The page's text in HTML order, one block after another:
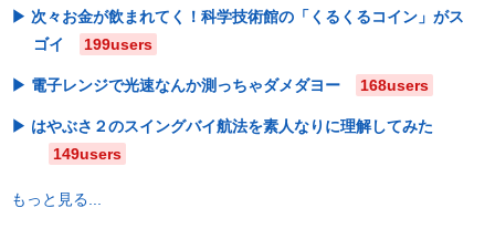
次々お金が飲まれてく！科学技術館の「くるくるコイン」がス
ゴイ
199users
電子レンジで光速なんか測っちゃダメダヨー 168users
はやぶさ２のスイングバイ航法を素人なりに理解してみた
149users
もっと見る...